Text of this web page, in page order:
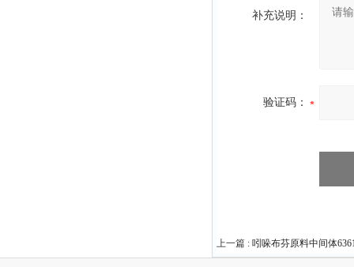
补充说明：
验证码：
上一篇 : 吲哚布芬原料中间体